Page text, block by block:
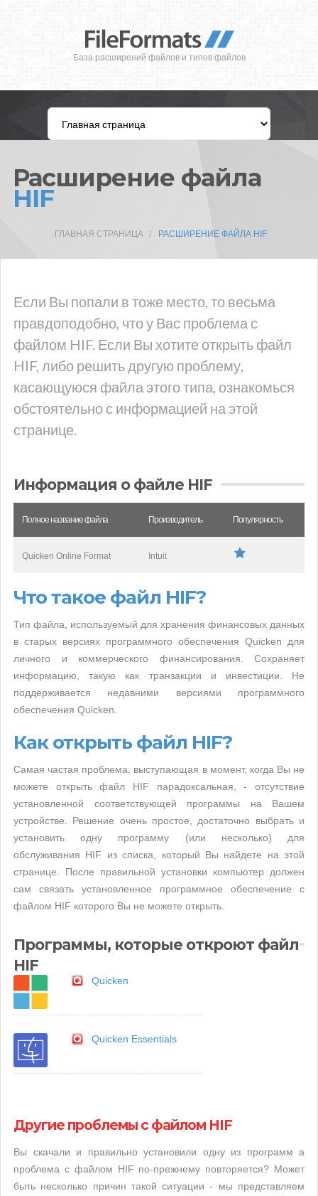
База расширений файлов и типов файлов
Расширение файла
HIF
ГЛАВНАЯ СТРАНИЦА РАСШИРЕНИЕ ФАЙЛА HIF
Если Вы попали в тоже место, то весьма
правдоподобно, что у Вас проблема с
файлом HIF. Если Вы хотите открыть файл
HIF, либо решить другую проблему,
касающуюся файла этого типа, ознакомься
обстоятельно с информацией на этой
странице.
Информация о файле HIF
Полное название файла Производитель Популярность
Quicken Online Format Intuit
Что такое файл HIF?
Тип файла, используемый для хранения финансовых данных
в старых версиях программного обеспечения Quicken для
личного и коммерческого финансирования. Сохраняет
информацию, такую ​​как транзакции и инвестиции. Не
поддерживается недавними версиями программного
обеспечения Quicken.
Как открыть файл HIF?
Самая частая проблема, выступающая в момент, когда Вы не
можете открыть файл HIF парадоксальная, - отсутствие
установленной соответствующей программы на Вашем
устройстве. Решение очень простое, достаточно выбрать и
установить одну программу (или несколько) для
обслуживания HIF из списка, который Вы найдете на этой
странице. После правильной установки компьютер должен
сам связать установленное программное обеспечение с
файлом HIF которого Вы не можете открыть.
Программы, которые откроют файл
HIF
Quicken
Quicken Essentials
Другие проблемы с файлом HIF
Вы скачали и правильно установили одну из программ а
проблема с файлом HIF по-прежнему повторяется? Может
быть несколько причин такой ситуации - мы представляем